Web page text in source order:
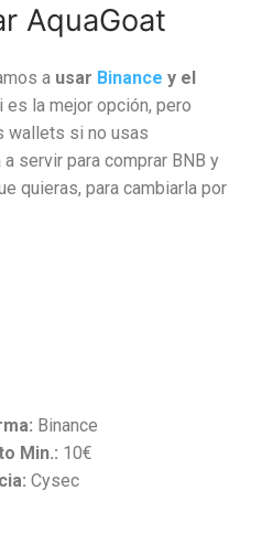
AquaGoat
a usar Binance y el
es la mejor opción, pero
wallets si no usas
servir para comprar BNB y
quieras, para cambiarla por
Binance
Min.: 10€
Cysec